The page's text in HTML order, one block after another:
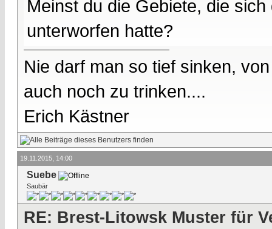
Meinst du die Gebiete, die
unterworfen hatte?
Nie darf man so tief sinken,
auch noch zu trinken....
Erich Kästner
19.11.2015, 14:00
Suebe
Saubär
RE: Brest-Litowsk Muster für